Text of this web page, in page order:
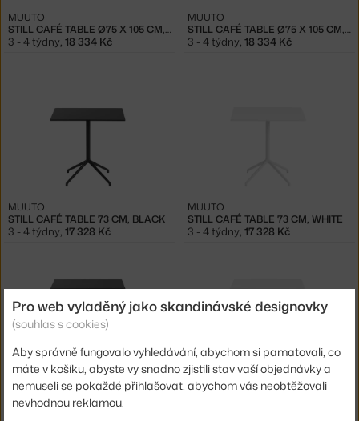
STILL CAFÉ TABLE Ø75 X 105 CM, BLACK
MUUTO
3 - 4 týdny, 18 334 Kč
STILL CAFÉ TABLE Ø75 X 105 CM, WHITE
MUUTO
3 - 4 týdny, 18 334 Kč
STILL CAFÉ TABLE 73 CM, BLACK
MUUTO
3 - 4 týdny, 17 328 Kč
STILL CAFÉ TABLE 73 CM, WHITE
MUUTO
3 - 4 týdny, 17 328 Kč
STILL CAFÉ TABLE 95 CM, BLACK
MUUTO MUUTO
Pro web vyladěný jako skandinávské designovky
(souhlas s cookies)
Aby správně fungovalo vyhledávání, abychom si pamatovali, co
máte v košíku, abyste vy snadno zjistili stav vaší objednávky a
nemuseli se pokaždé přihlašovat, abychom vás neobtěžovali
nevhodnou reklamou.